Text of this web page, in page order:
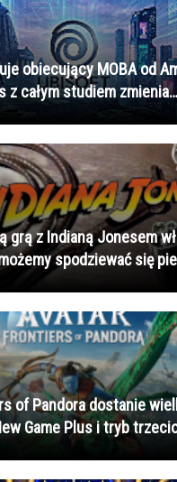
obiecujący MOBA od
z całym studiem zmienia
grą z Indianą Jonesem
spodziewać się
of Pandora dostanie
Game Plus i tryb